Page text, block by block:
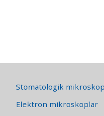
Stomatologik
Elektron mikroskoplar